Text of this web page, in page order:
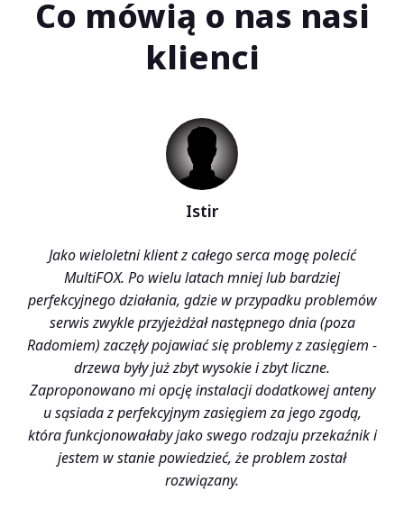
Co mówią o nas nasi
klienci
Istir
Jako wieloletni klient z całego serca mogę polecić
MultiFOX. Po wielu latach mniej lub bardziej
perfekcyjnego działania, gdzie w przypadku problemów
serwis zwykle przyjeżdżał następnego dnia (poza
Radomiem) zaczęły pojawiać się problemy z zasięgiem -
drzewa były już zbyt wysokie i zbyt liczne.
Zaproponowano mi opcję instalacji dodatkowej anteny
u sąsiada z perfekcyjnym zasięgiem za jego zgodą,
która funkcjonowałaby jako swego rodzaju przekaźnik i
jestem w stanie powiedzieć, że problem został
rozwiązany.